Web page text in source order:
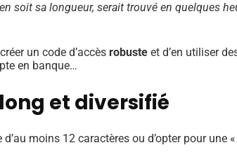
soit sa longueur, serait trouvé en quelques
un code d’accès robuste et d’en utiliser
en banque…
et diversifié
moins 12 caractères ou d’opter pour une